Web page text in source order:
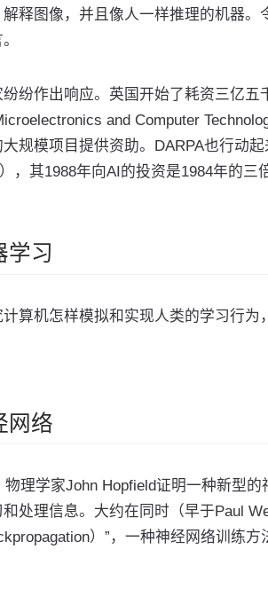
释图像，并且像人一样推理的机器。
纷纷作出响应。英国开始了耗资三亿
and Computer
大规模项目提供资助。DARPA也行动
，其1988年向AI的投资是1984年的三
学习
计算机怎样模拟和实现人类的学习行
网络
物理学家John Hopfield证明一种新型
处理信息。大约在同时（早于Paul
）”，一种神经网络训练